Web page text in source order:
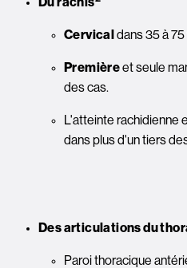
Du rachis
Cervical dans 35 à
Première et seule
des cas.
L'atteinte rachidienne
dans plus d'un tiers
Des articulations du
Paroi thoracique